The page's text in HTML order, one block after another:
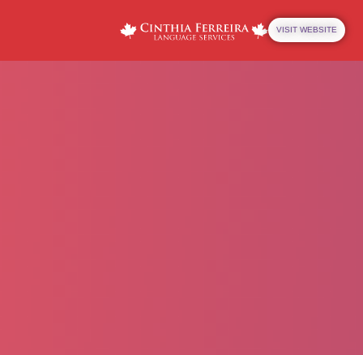
VISIT WEBSITE